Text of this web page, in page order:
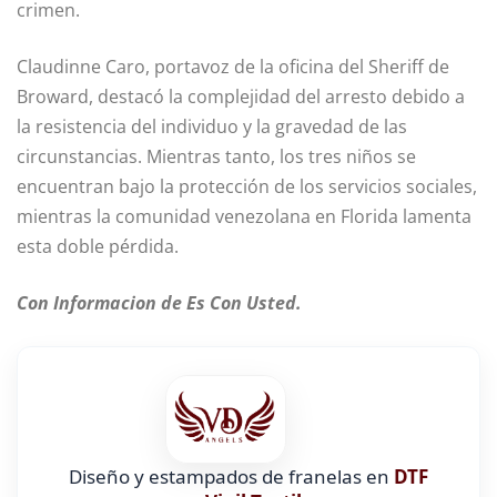
crimen.
Claudinne Caro, portavoz de la oficina del Sheriff de
Broward, destacó la complejidad del arresto debido a
la resistencia del individuo y la gravedad de las
circunstancias. Mientras tanto, los tres niños se
encuentran bajo la protección de los servicios sociales,
mientras la comunidad venezolana en Florida lamenta
esta doble pérdida.
Con Informacion de Es Con Usted.
Diseño y estampados de franelas en DTF